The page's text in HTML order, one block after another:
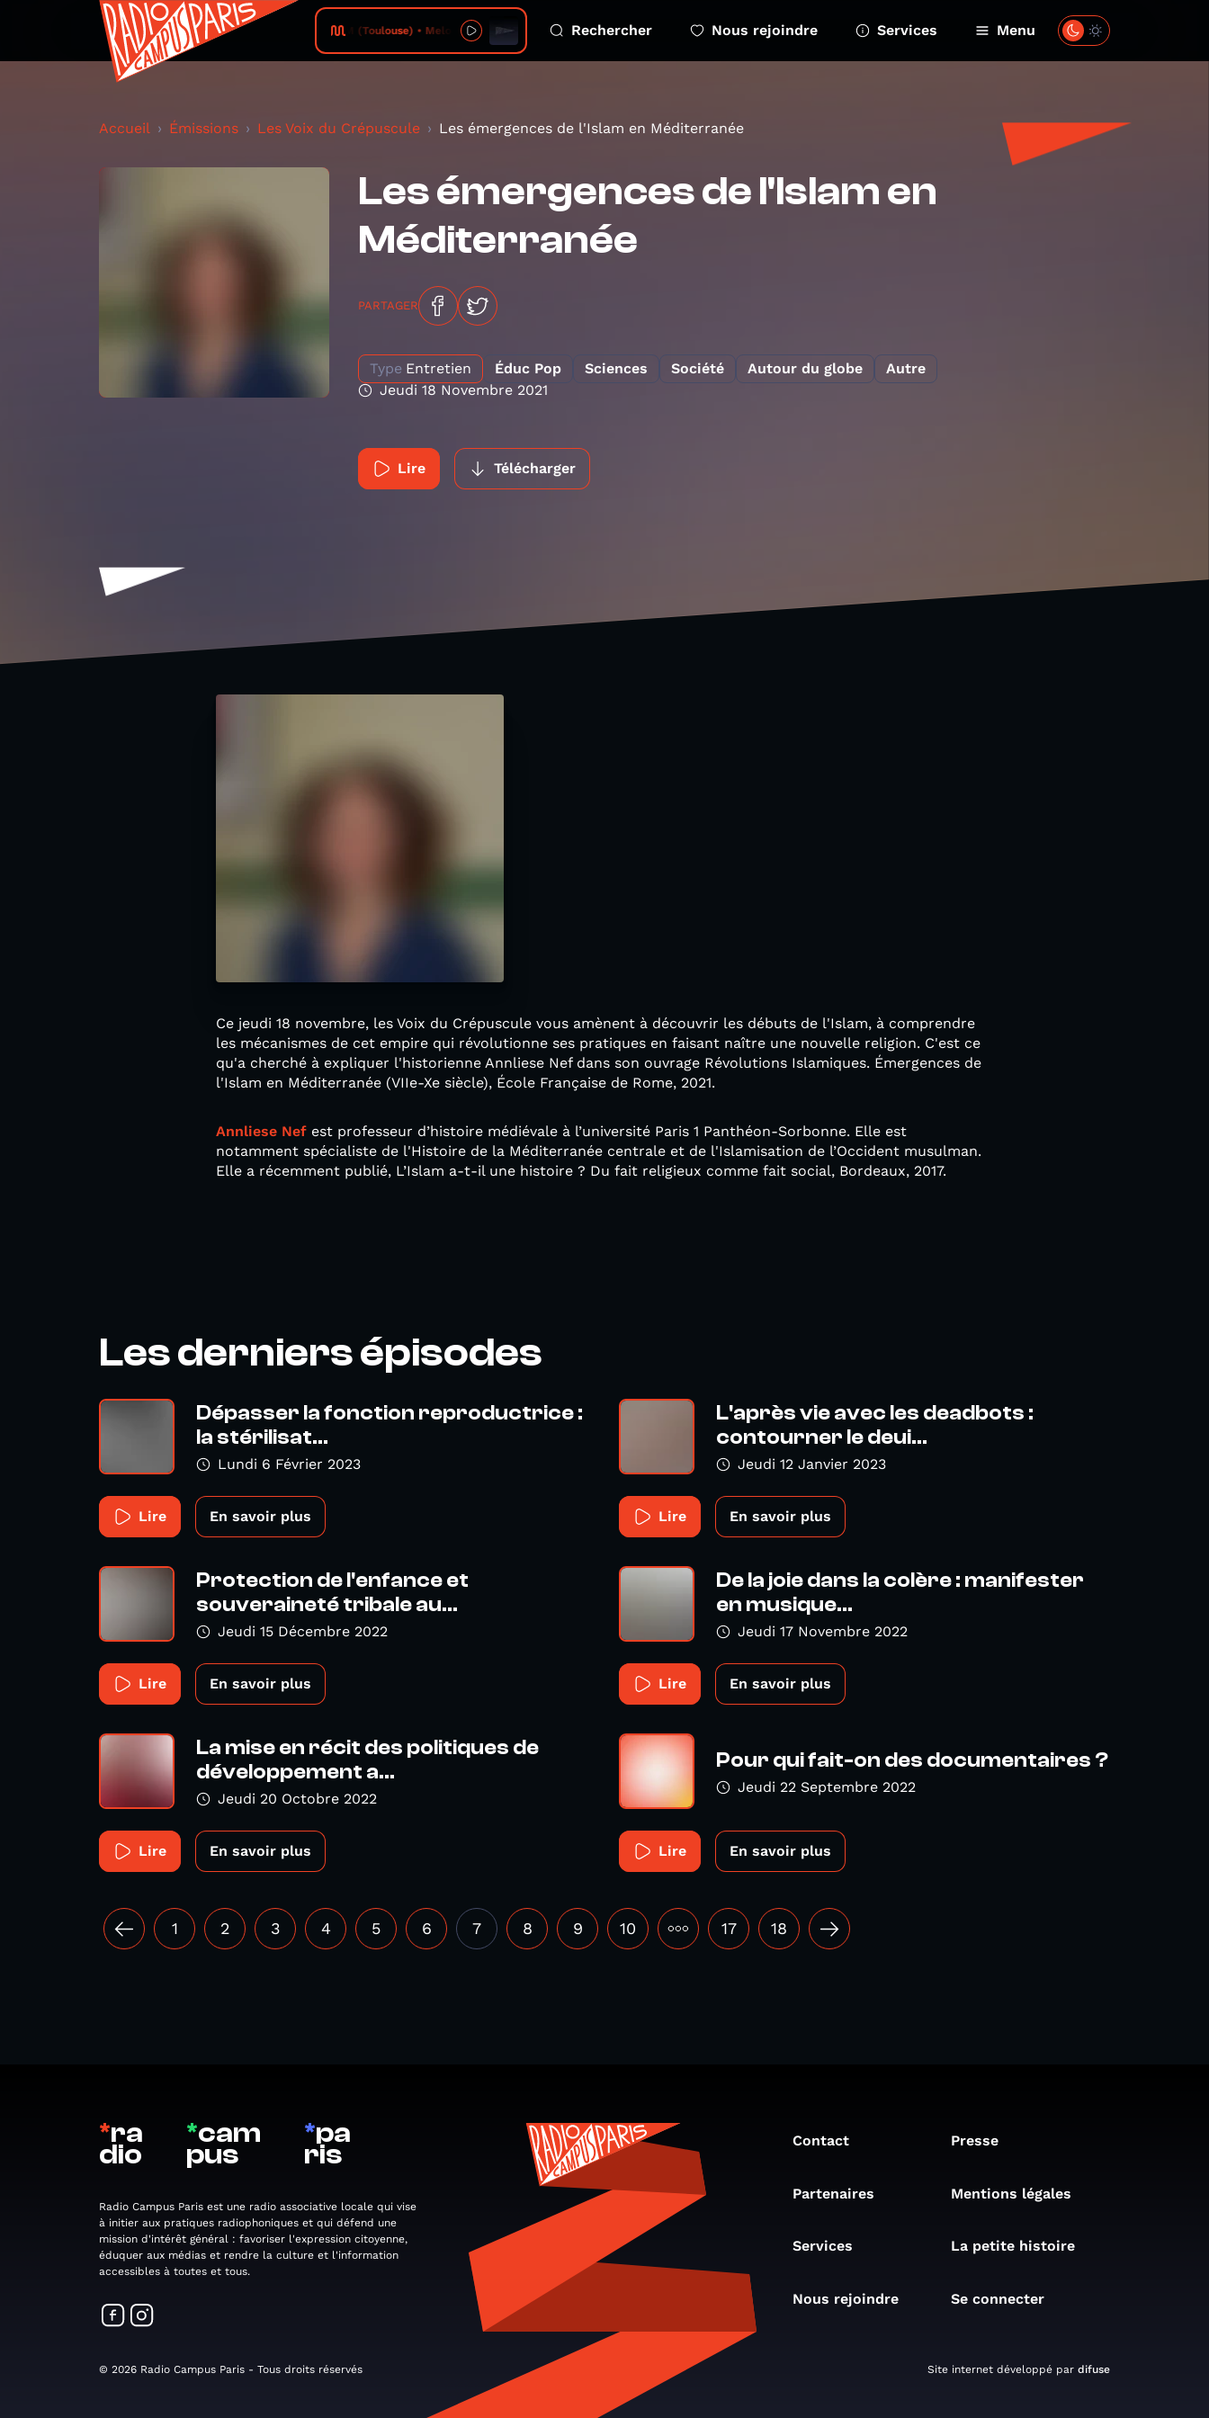
Campus FM (Toulouse) • Melodious Mosaic - 2026-08-07 - no 14Rechercher Nous rejoindre Services Menu
Accueil Émissions Les Voix du Crépuscule Les émergences de l'Islam en Méditerranée
Les émergences de l'Islam en
Méditerranée
PARTAGER
Type Entretien Éduc Pop Sciences Société Autour du globe
Autre
Jeudi 18 Novembre 2021
Lire Télécharger
Ce jeudi 18 novembre, les Voix du Crépuscule vous amènent à découvrir les débuts de l'Islam, à comprendre
les mécanismes de cet empire qui révolutionne ses pratiques en faisant naître une nouvelle religion. C'est ce
qu'a cherché à expliquer l'historienne Annliese Nef dans son ouvrage Révolutions Islamiques. Émergences de
l'Islam en Méditerranée (VIIe-Xe siècle), École Française de Rome, 2021.
Annliese Nef est professeur d’histoire médiévale à l’université Paris 1 Panthéon-Sorbonne. Elle est
notamment spécialiste de l'Histoire de la Méditerranée centrale et de l'Islamisation de l’Occident musulman.
Elle a récemment publié, L’Islam a-t-il une histoire ? Du fait religieux comme fait social, Bordeaux, 2017.
Les derniers épisodes
Dépasser la fonction reproductrice :
la stérilisat...
Lundi 6 Février 2023
Lire En savoir plus
L'après vie avec les deadbots :
contourner le deui...
Jeudi 12 Janvier 2023
Lire En savoir plus
Protection de l'enfance et
souveraineté tribale au...
Jeudi 15 Décembre 2022
Lire En savoir plus
De la joie dans la colère : manifester
en musique...
Jeudi 17 Novembre 2022
Lire En savoir plus
La mise en récit des politiques de
développement a...
Jeudi 20 Octobre 2022
Lire En savoir plus
Pour qui fait-on des documentaires ?
Jeudi 22 Septembre 2022
Lire En savoir plus
1 2 3 4 5 6 7 8 9 10 ••• 17 18
*ra
dio
*cam
pus
*pa
ris
Radio Campus Paris est une radio associative locale qui vise
à initier aux pratiques radiophoniques et qui défend une
mission d'intérêt général : favoriser l'expression citoyenne,
éduquer aux médias et rendre la culture et l'information
accessibles à toutes et tous.
Contact Presse
Partenaires Mentions légales
Services La petite histoire
Nous rejoindre Se connecter
© 2026 Radio Campus Paris - Tous droits réservés Site internet développé par difuse